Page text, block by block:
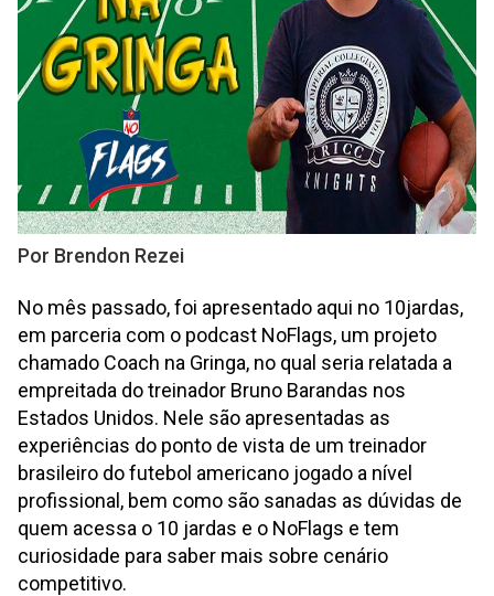
Por Brendon Rezei
No mês passado, foi apresentado aqui no 10jardas,
em parceria com o podcast NoFlags, um projeto
chamado Coach na Gringa, no qual seria relatada a
empreitada do treinador Bruno Barandas nos
Estados Unidos. Nele são apresentadas as
experiências do ponto de vista de um treinador
brasileiro do futebol americano jogado a nível
profissional, bem como são sanadas as dúvidas de
quem acessa o 10 jardas e o NoFlags e tem
curiosidade para saber mais sobre cenário
competitivo.